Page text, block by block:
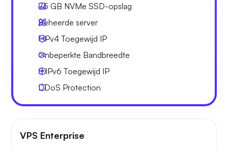
75 GB NVMe SSD-opslag
Beheerde server
1 IPv4 Toegewijd IP
Onbeperkte Bandbreedte
8 IPv6 Toegewijd IP
DDoS Protection
VPS Enterprise